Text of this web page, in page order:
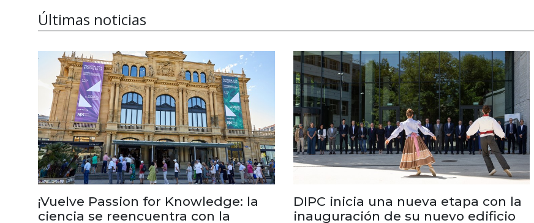
Últimas noticias
¡Vuelve Passion for Knowledge: la
ciencia se reencuentra con la
DIPC inicia una nueva etapa con la
inauguración de su nuevo edificio